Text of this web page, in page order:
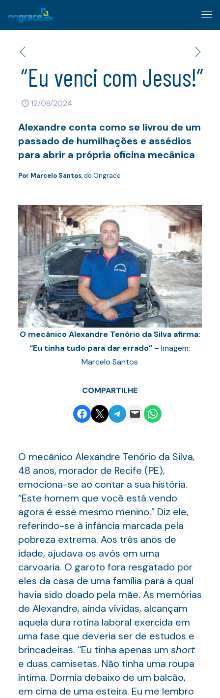
“Eu venci com Jesus!”
12/08/2024
Alexandre conta como se livrou de um
passado de humilhações e assédios
para abrir a própria oficina mecânica
Por Marcelo Santos, do Ongrace
O mecânico Alexandre Tenório da Silva afirma:
“Eu tinha tudo para dar errado” – Imagem:
Marcelo Santos
COMPARTILHE
Share on Facebook
Email this PageShare on Telegram
Email this PageShare on WhatsApp
O mecânico Alexandre Tenório da Silva,
48 anos, morador de Recife (PE),
emociona-se ao contar a sua história.
“Este homem que você está vendo
agora é esse mesmo menino.” Diz ele,
referindo-se à infância marcada pela
pobreza extrema. Aos três anos de
idade, ajudava os avós em uma
carvoaria. O garoto fora resgatado por
eles da casa de uma família para a qual
havia sido doado pela mãe. As memórias
de Alexandre, ainda vívidas, alcançam
aquela dura rotina laboral exercida em
uma fase que deveria ser de estudos e
brincadeiras. “Eu tinha apenas um short
e duas camisetas. Não tinha uma roupa
íntima. Dormia debaixo de um balcão,
em cima de uma esteira. Eu me lembro